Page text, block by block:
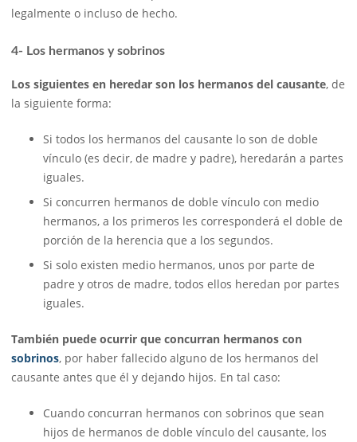
legalmente o incluso de hecho.
4- Los hermanos y sobrinos
Los siguientes en heredar son los hermanos del causante, de
la siguiente forma:
Si todos los hermanos del causante lo son de doble
vínculo (es decir, de madre y padre), heredarán a partes
iguales.
Si concurren hermanos de doble vínculo con medio
hermanos, a los primeros les corresponderá el doble de
porción de la herencia que a los segundos.
Si solo existen medio hermanos, unos por parte de
padre y otros de madre, todos ellos heredan por partes
iguales.
También puede ocurrir que concurran hermanos con
sobrinos, por haber fallecido alguno de los hermanos del
causante antes que él y dejando hijos. En tal caso:
Cuando concurran hermanos con sobrinos que sean
hijos de hermanos de doble vínculo del causante, los